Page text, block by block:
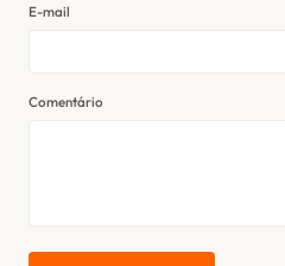
E-mail
Comentário